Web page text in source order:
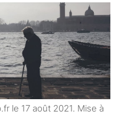
le 17 août 2021. Mise à